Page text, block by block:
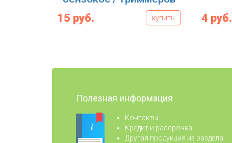
15 руб. купить 4 руб.
Полезная информация
Контакты
Кредит и рассрочка
Другая продукция из раздела